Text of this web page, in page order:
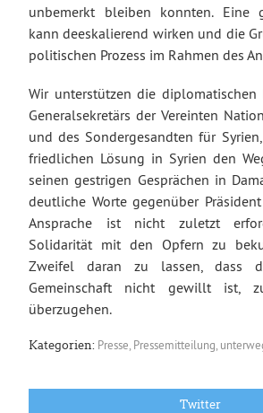
unbemerkt bleiben konnten. Eine
kann deeskalierend wirken und die
politischen Prozess im Rahmen des
Wir unterstützen die diplomatischen
Generalsekretärs der Vereinten
und des Sondergesandten für
friedlichen Lösung in Syrien den
seinen gestrigen Gesprächen in
deutliche Worte gegenüber
Ansprache ist nicht zuletzt
Solidarität mit den Opfern zu
Zweifel daran zu lassen, dass
Gemeinschaft nicht gewillt ist,
überzugehen.
Kategorien: Presse, Pressemitteilung,
Twitter